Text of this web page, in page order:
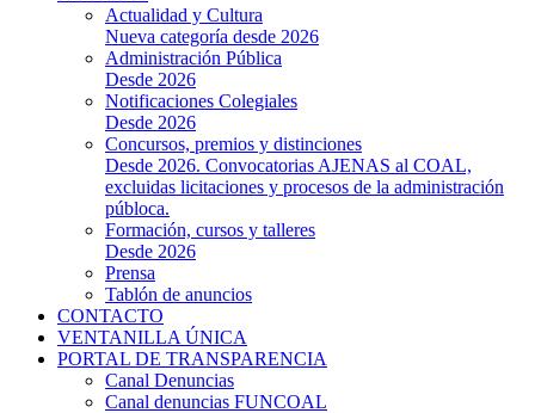
Actualidad y Cultura
Nueva categoría desde 2026
Administración Pública
Desde 2026
Notificaciones Colegiales
Desde 2026
Concursos, premios y distinciones
Desde 2026. Convocatorias AJENAS al COAL,
excluidas licitaciones y procesos de la administración
públoca.
Formación, cursos y talleres
Desde 2026
Prensa
Tablón de anuncios
CONTACTO
VENTANILLA ÚNICA
PORTAL DE TRANSPARENCIA
Canal Denuncias
Canal denuncias FUNCOAL